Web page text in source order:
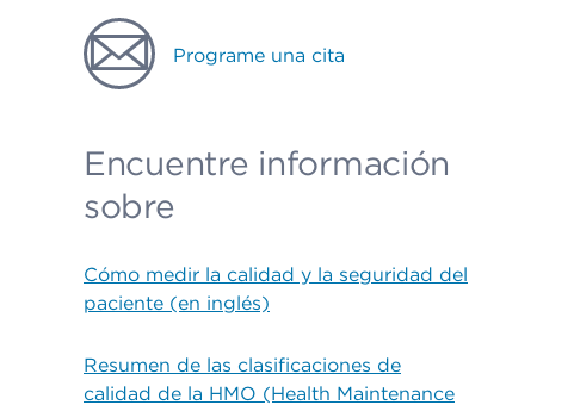
Programe una cita
Encuentre información
sobre
Cómo medir la calidad y la seguridad del
paciente (en inglés)
Resumen de las clasificaciones de
calidad de la HMO (Health Maintenance